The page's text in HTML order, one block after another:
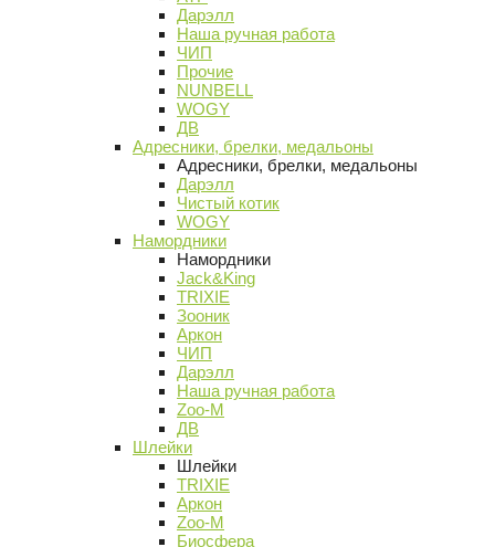
Дарэлл
Наша ручная работа
ЧИП
Прочие
NUNBELL
WOGY
ДВ
Адресники, брелки, медальоны
Адресники, брелки, медальоны
Дарэлл
Чистый котик
WOGY
Намордники
Намордники
Jack&King
TRIXIE
Зооник
Аркон
ЧИП
Дарэлл
Наша ручная работа
Zoo-M
ДВ
Шлейки
Шлейки
TRIXIE
Аркон
Zoo-M
Биосфера